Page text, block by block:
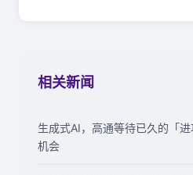
相关新闻
生成式AI，高通等待已久的「进
机会